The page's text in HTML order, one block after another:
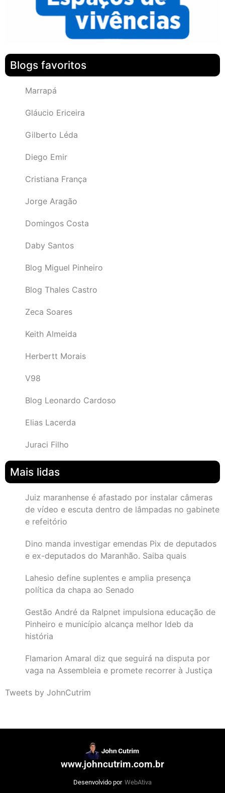
Blogs favoritos
Marrapá
Gláucio Ericeira
Gilberto Léda
Diego Emir
Cristiana França
Jorge Aragão
Domingos Costa
Daby Santos
Blog Miguel Pinheiro
Blog Thales Castro
Zeca Soares
Keith Almeida
Herbertt Morais
V98
Blog Leonardo Cardoso
Elias Lacerda
Juraci Filho
Mais lidas
Juiz maranhense é afastado por instalar câmeras
de vídeo e escuta dentro de lâmpadas no gabinete
e refeitório
Dino manda investigar emendas Pix de deputados
e ex-deputados do Maranhão. Saiba quais
Lahesio define suplentes e amplia presença
política da chapa ao Senado
Gestão André da Ralpnet impulsiona educação de
Pinheiro e município alcança melhor Ideb da
história
Flamarion Amaral diz que seguirá na disputa por
vaga na Assembleia e promete recorrer à Justiça
Tweets by JohnCutrim
www.johncutrim.com.br
Desenvolvido por WebAtiva